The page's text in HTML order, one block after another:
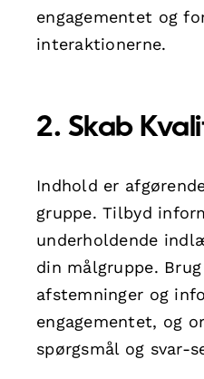
engagementet og
interaktionerne.
2. Skab
Indhold er
gruppe. Tilbyd
underholdende
din målgruppe. Brug
afstemninger og
engagementet, og
spørgsmål og svar-